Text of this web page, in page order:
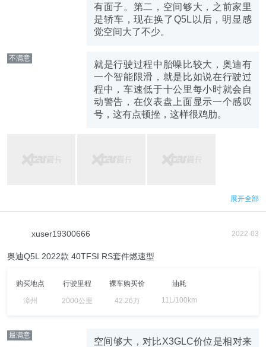
有面子。第二，空间够大，之前家里
是轿车，现在换了Q5L以后，明显感
觉空间大了不少。
不满意
就是行驶过程中胎噪比较大，奥迪有
一个智能限滑，就是比如说在行驶过
程中，车速低于十公里每小时就会自
动警告，在仪表盘上面显示一个感叹
号，这有点顿挫，这样很鸡肋。
展开全部
xuser19300666 2022-03
奥迪Q5L 2022款 40TFSI RS套件燃速型
购买地点
漳州
行驶里程
2000公里
裸车购买价
42.26万
油耗
11L/100km
最满意
空间够大，对比X3GLC价位是相对来